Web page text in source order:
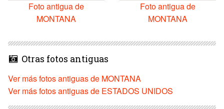
Foto antigua de
MONTANA
Foto antigua de
MONTANA
Otras fotos antiguas
Ver más fotos antiguas de MONTANA
Ver más fotos antiguas de ESTADOS UNIDOS